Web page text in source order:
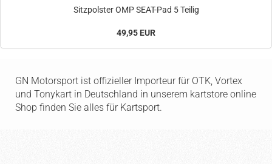
Sitzpolster OMP SEAT-Pad 5 Teilig
49,95 EUR
GN Motorsport ist offizieller Importeur für OTK, Vortex
und Tonykart in Deutschland in unserem kartstore online
Shop finden Sie alles für Kartsport.